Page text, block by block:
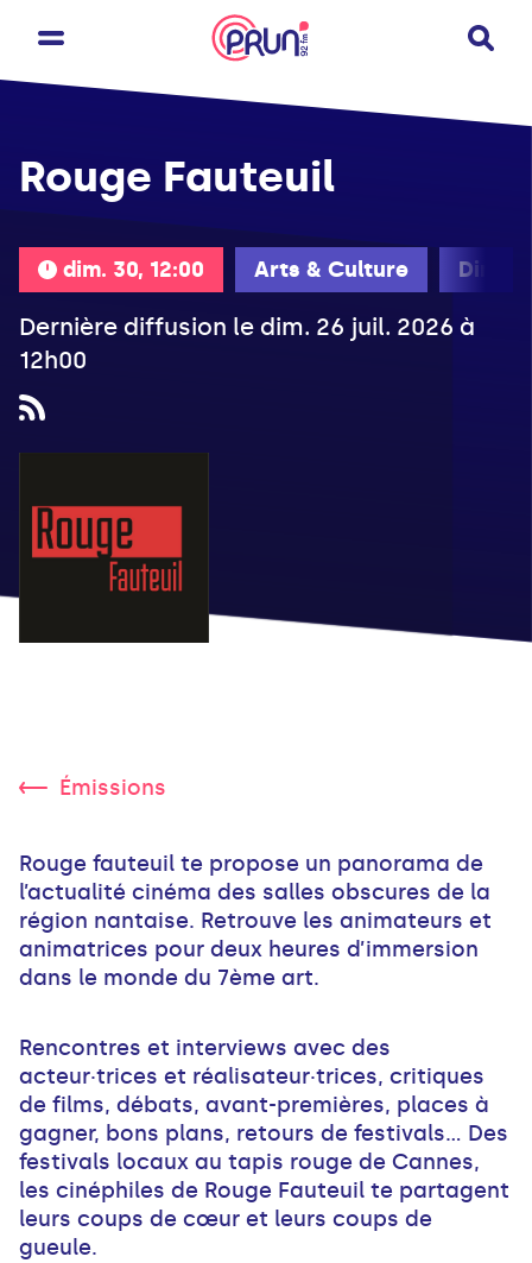
dim. 30, 12:00 Arts & Culture
Rouge Fauteuil
Dernière diffusion le dim. 26 juil. 2026 à
12h00
Émissions
Rouge fauteuil te propose un panorama de
l’actualité cinéma des salles obscures de la
région nantaise. Retrouve les animateurs et
animatrices pour deux heures d’immersion
dans le monde du 7ème art.
Rencontres et interviews avec des
acteur·trices et réalisateur·trices, critiques
de films, débats, avant-premières, places à
gagner, bons plans, retours de festivals... Des
festivals locaux au tapis rouge de Cannes,
les cinéphiles de Rouge Fauteuil te partagent
leurs coups de cœur et leurs coups de
gueule.